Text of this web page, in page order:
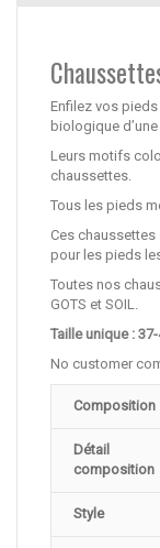
Enfilez vos
biologique
Leurs motifs
chaussettes.
Tous les pieds
Ces
pour les pieds
Toutes nos
GOTS et SOIL.
Taille unique : 37-
No customer
Composition
Détail
composition
Style